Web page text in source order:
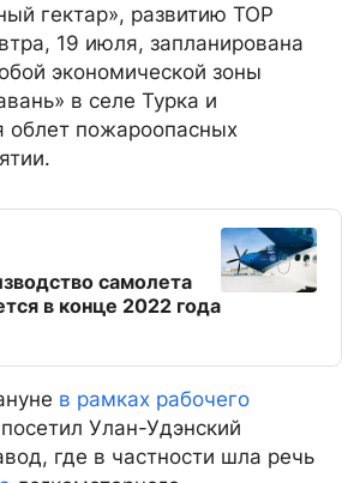
гектар», развитию ТОР
19 июля, запланирована
экономической зоны
в селе Турка и
облет пожароопасных
самолета
в конце 2022 года
в рамках рабочего
Улан-Удэнский
где в частности шла речь